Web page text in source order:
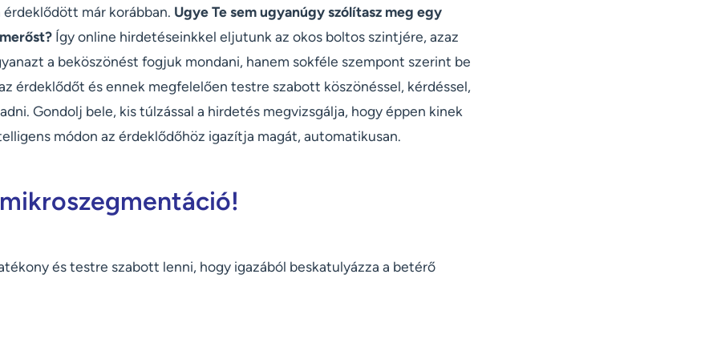
már korábban. Ugye Te sem ugyanúgy szólítasz meg egy
Így online hirdetéseinkkel eljutunk az okos boltos szintjére, azaz
a beköszönést fogjuk mondani, hanem sokféle szempont szerint be
érdeklődőt és ennek megfelelően testre szabott köszönéssel, kérdéssel,
Gondolj bele, kis túlzással a hirdetés megvizsgálja, hogy éppen kinek
módon az érdeklődőhöz igazítja magát, automatikusan.
és testre szabott lenni, hogy igazából beskatulyázza a betérő